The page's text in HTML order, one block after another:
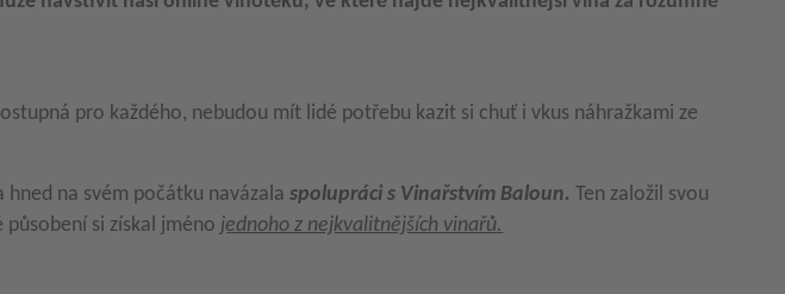
pro každého, nebudou mít lidé potřebu kazit si chuť i vkus náhražkami ze
hned na svém počátku navázalaspolupráci s Vinařstvím Baloun. Ten založil svou
si získal jméno jednoho z nejkvalitnějších vinařů.